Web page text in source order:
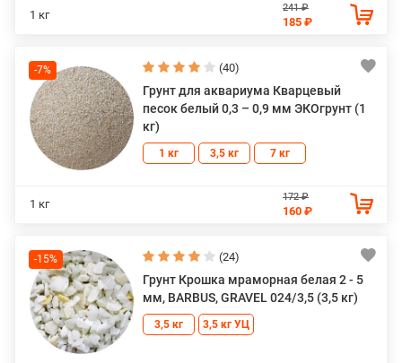
1 кг
241 ₽
185 ₽
-7% (40)
Грунт для аквариума Кварцевый
песок белый 0,3 – 0,9 мм ЭКОгрунт (1
кг)
1 кг 3,5 кг 7 кг
1 кг
172 ₽
160 ₽
-15% (24)
Грунт Крошка мраморная белая 2 - 5
мм, BARBUS, GRAVEL 024/3,5 (3,5 кг)
3,5 кг 3,5 кг УЦ